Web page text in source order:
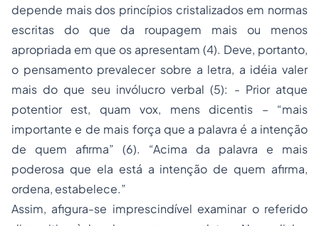
depende mais dos princípios cristalizados em normas
escritas do que da roupagem mais ou menos
apropriada em que os apresentam (4). Deve, portanto,
o pensamento prevalecer sobre a letra, a idéia valer
mais do que seu invólucro verbal (5): - Prior atque
potentior est, quam vox, mens dicentis – “mais
importante e de mais força que a palavra é a intenção
de quem afirma” (6). “Acima da palavra e mais
poderosa que ela está a intenção de quem afirma,
ordena, estabelece.”
Assim, afigura-se imprescindível examinar o referido